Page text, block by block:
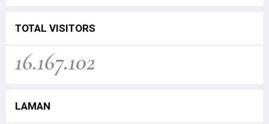
TOTAL VISITORS
16.167.102
LAMAN